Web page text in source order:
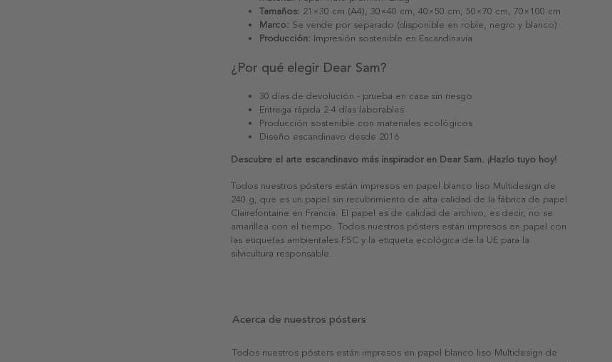
Tamaños: 21×30 cm (A4), 30×40 cm, 40×50 cm, 50×70 cm, 70×100 cm
Marco: Se vende por separado (disponible en roble, negro y blanco)
Producción: Impresión sostenible en Escandinavia
¿Por qué elegir Dear Sam?
30 días de devolución - prueba en casa sin riesgo
Entrega rápida 2-4 días laborables
Producción sostenible con materiales ecológicos
Diseño escandinavo desde 2016
Descubre el arte escandinavo más inspirador en Dear Sam. ¡Hazlo tuyo hoy!
Todos nuestros pósters están impresos en papel blanco liso Multidesign de
240 g, que es un papel sin recubrimiento de alta calidad de la fábrica de papel
Clairefontaine en Francia. El papel es de calidad de archivo, es decir, no se
amarillea con el tiempo. Todos nuestros pósters están impresos en papel con
las etiquetas ambientales FSC y la etiqueta ecológica de la UE para la
silvicultura responsable.
Acerca de nuestros pósters
Todos nuestros pósters están impresos en papel blanco liso Multidesign de